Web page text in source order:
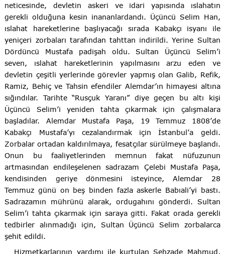
neticesinde, devletin askeri ve idari yapısında ıslahatın
gerekli olduğuna kesin inananlardandı. Üçüncü Selim Han,
ıslahat hareketlerine başlıyacağı sırada Kabakçı isyanı ile
yeniçeri zorbaları tarafından tahttan indirildi. Yerine Sultan
Dördüncü Mustafa padişah oldu. Sultan Üçüncü Selim’i
seven, ıslahat hareketlerinin yapılmasını arzu eden ve
devletin çeşitli yerlerinde görevler yapmış olan Galib, Refik,
Ramiz, Behiç ve Tahsin efendiler Alemdar’ın himayesi altına
sığındılar. Tarihte “Rusçuk Yaranı” diye geçen bu altı kişi
Üçüncü Selim’i yeniden tahta çıkarmak için çalışmalara
başladılar. Alemdar Mustafa Paşa, 19 Temmuz 1808’de
Kabakçı Mustafa’yı cezalandırmak için İstanbul’a geldi.
Zorbalar ortadan kaldırılmaya, fesatçılar sürülmeye başlandı.
Onun bu faaliyetlerinden memnun fakat nüfuzunun
artmasından endileşelenen sadrazam Çelebi Mustafa Paşa,
kendisinden geriye dönmesini isteyince, Alemdar 28
Temmuz günü on beş binden fazla askerle Babıali’yi bastı.
Sadrazamın mührünü alarak, ordugahını gönderdi. Sultan
Selim’i tahta çıkarmak için saraya gitti. Fakat orada gerekli
tedbirler alınmadığı için, Sultan Üçüncü Selim zorbalarca
şehit edildi.
Hizmetkarlarının yardımı ile kurtulan Şehzade Mahmud,